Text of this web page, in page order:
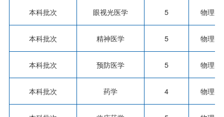
本科批次 眼视光医学 5 物理类
本科批次 精神医学 5 物理类
本科批次 预防医学 5 物理类
本科批次 药学 4 物理类